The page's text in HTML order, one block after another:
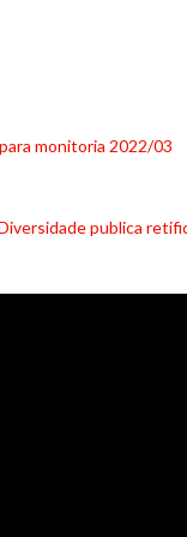
monitoria 2022/03
publica